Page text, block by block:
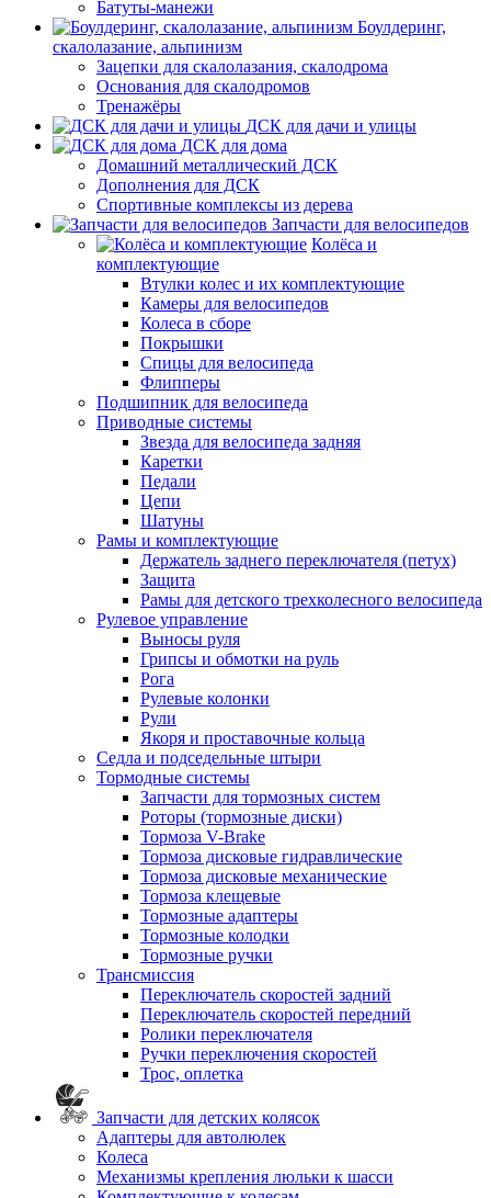
Батуты-манежи
Боулдеринг,
скалолазание, альпинизм
Зацепки для скалолазания, скалодрома
Основания для скалодромов
Тренажёры
ДСК для дачи и улицы
ДСК для дома
Домашний металлический ДСК
Дополнения для ДСК
Спортивные комплексы из дерева
Запчасти для велосипедов
Колёса и
комплектующие
Втулки колес и их комплектующие
Камеры для велосипедов
Колеса в сборе
Покрышки
Спицы для велосипеда
Флипперы
Подшипник для велосипеда
Приводные системы
Звезда для велосипеда задняя
Каретки
Педали
Цепи
Шатуны
Рамы и комплектующие
Держатель заднего переключателя (петух)
Защита
Рамы для детского трехколесного велосипеда
Рулевое управление
Выносы руля
Грипсы и обмотки на руль
Рога
Рулевые колонки
Рули
Якоря и проставочные кольца
Седла и подседельные штыри
Тормодные системы
Запчасти для тормозных систем
Роторы (тормозные диски)
Тормоза V-Brake
Тормоза дисковые гидравлические
Тормоза дисковые механические
Тормоза клещевые
Тормозные адаптеры
Тормозные колодки
Тормозные ручки
Трансмиссия
Переключатель скоростей задний
Переключатель скоростей передний
Ролики переключателя
Ручки переключения скоростей
Трос, оплетка
Запчасти для детских колясок
Адаптеры для автолюлек
Колеса
Механизмы крепления люльки к шасси